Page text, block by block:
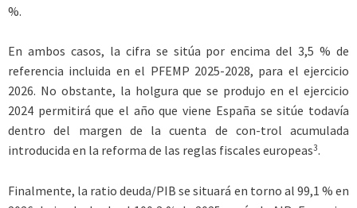
%.
En ambos casos, la cifra se sitúa por encima del 3,5 % de
referencia incluida en el PFEMP 2025-2028, para el ejercicio
2026. No obstante, la holgura que se produjo en el ejercicio
2024 permitirá que el año que viene España se sitúe todavía
dentro del margen de la cuenta de con-trol acumulada
introducida en la reforma de las reglas fiscales europeas3.
Finalmente, la ratio deuda/PIB se situará en torno al 99,1 % en